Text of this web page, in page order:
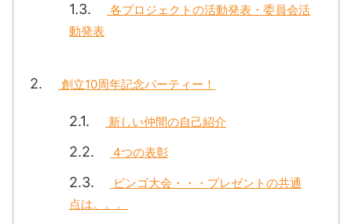
1.3
各プロジェクトの活動発表・委員会活
動発表
2 創立10周年記念パーティー！
2.1 新しい仲間の自己紹介
2.2 4つの表彰
2.3
ビンゴ大会・・・プレゼントの共通
点は。。。